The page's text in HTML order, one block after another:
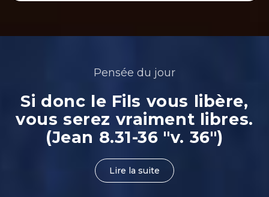
Pensée du jour
Si donc le Fils vous libère,
vous serez vraiment libres.
(Jean 8.31-36 "v. 36")
Lire la suite